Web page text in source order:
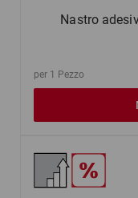
Nastro
per 1 Pezzo